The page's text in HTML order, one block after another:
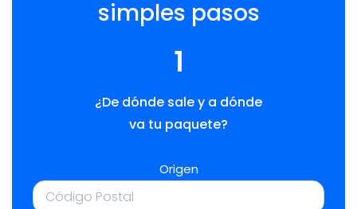
simples pasos
1
¿De dónde sale y a dónde
va tu paquete?
Origen